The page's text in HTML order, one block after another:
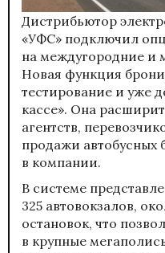
Дистрибьютор
«УФС» подключил
на междугородние и
Новая функция
тестирование и уже
кассе». Она
агентств,
продажи автобусных
в компании.
В системе
325 автовокзалов,
остановок, что
в крупные